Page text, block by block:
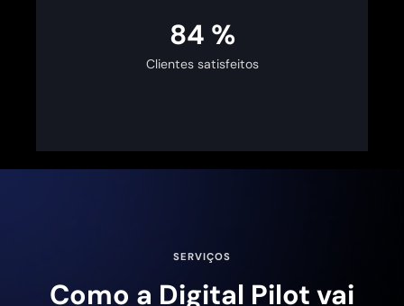
100 %
Clientes satisfeitos
SERVIÇOS
Como a Digital Pilot vai